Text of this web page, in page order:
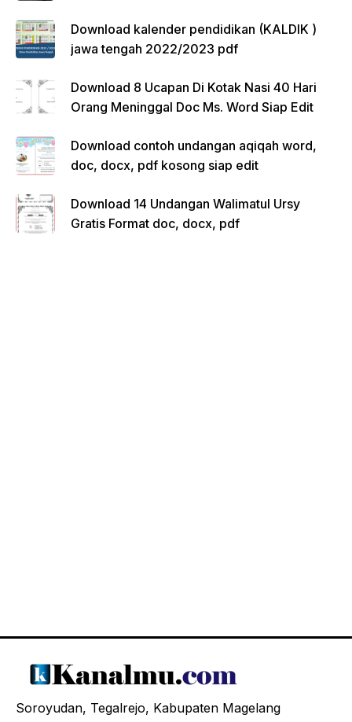
Download kalender pendidikan (KALDIK )
jawa tengah 2022/2023 pdf
Download 8 Ucapan Di Kotak Nasi 40 Hari
Orang Meninggal Doc Ms. Word Siap Edit
Download contoh undangan aqiqah word,
doc, docx, pdf kosong siap edit
Download 14 Undangan Walimatul Ursy
Gratis Format doc, docx, pdf
Soroyudan, Tegalrejo, Kabupaten Magelang